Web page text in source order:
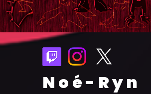
Noé-Ryn